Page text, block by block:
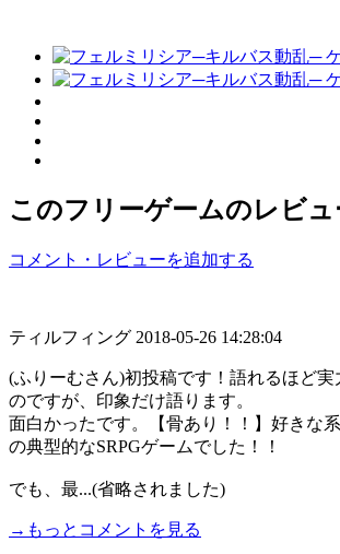
このフリーゲームのレビュ
コメント・レビューを追加する
ティルフィング 2018-05-26 14:28:04
(ふりーむさん)初投稿です！語れるほど
のですが、印象だけ語ります。
面白かったです。【骨あり！！】好きな
の典型的なSRPGゲームでした！！
でも、最...(省略されました)
→もっとコメントを見る